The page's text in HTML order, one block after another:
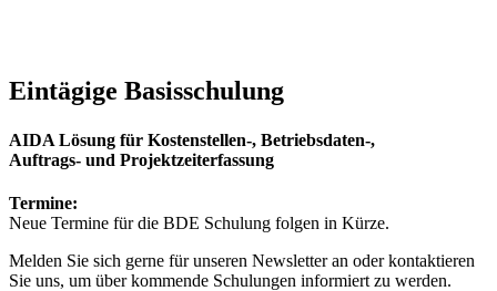
Eintägige Basisschulung
AIDA Lösung für Kostenstellen-, Betriebsdaten-,
Auftrags- und Projektzeiterfassung
Termine:
Neue Termine für die BDE Schulung folgen in Kürze.
Melden Sie sich gerne für unseren Newsletter an oder kontaktieren
Sie uns, um über kommende Schulungen informiert zu werden.